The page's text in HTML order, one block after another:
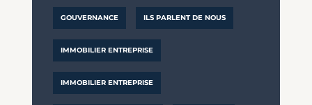
GOUVERNANCE ILS PARLENT DE NOUS
IMMOBILIER ENTREPRISE
IMMOBILIER ENTREPRISE